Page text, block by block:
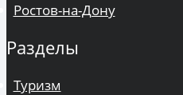
Ростов-на-Дону
Разделы
Туризм